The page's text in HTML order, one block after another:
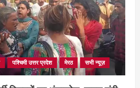
पश्चिमी उत्तर प्रदेश मेरठ सभी न्यूज़